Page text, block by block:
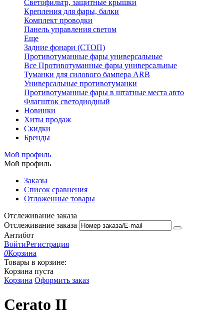
Светофильтр, защитные крышки
Крепления для фары, балки
Комплект проводки
Панель управления светом
Еще
Задние фонари (СТОП)
Противотуманные фары универсальные
Все Противотуманные фары универсальные
Туманки для силового бампера ARB
Универсальные противотуманки
Противотуманные фары в штатные места авто
Флагшток светодиодный
Новинки
Хиты продаж
Скидки
Бренды
Мой профиль
Мой профиль
Заказы
Список сравнения
Отложенные товары
Отслеживание заказа
Отслеживание заказа
Антибот
ВойтиРегистрация
0Корзина
Товары в корзине:
Корзина пуста
Корзина Оформить заказ
Cerato II